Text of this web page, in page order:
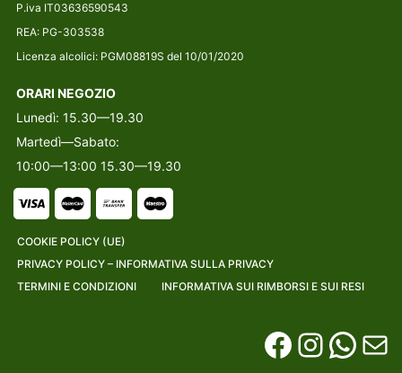
P.iva IT03636590543
REA: PG-303538
Licenza alcolici: PGM08819S del 10/01/2020
ORARI NEGOZIO
Lunedì: 15.30—19.30
Martedì—Sabato:
10:00—13:00 15.30—19.30
COOKIE POLICY (UE)
PRIVACY POLICY – INFORMATIVA SULLA PRIVACY
TERMINI E CONDIZIONI
INFORMATIVA SUI RIMBORSI E SUI RESI